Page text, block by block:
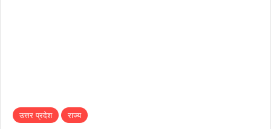
उत्तर प्रदेश राज्य